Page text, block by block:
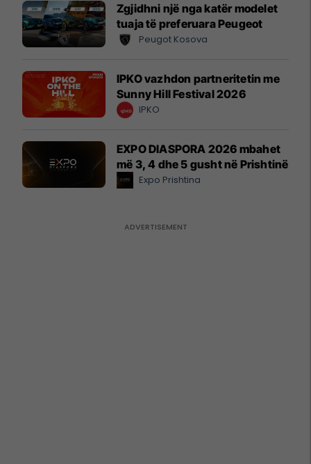
Zgjidhni një nga katër modelet
tuaja të preferuara Peugeot
Peugot Kosova
IPKO vazhdon partneritetin me
Sunny Hill Festival 2026
IPKO
EXPO DIASPORA 2026 mbahet
më 3, 4 dhe 5 gusht në Prishtinë
Expo Prishtina